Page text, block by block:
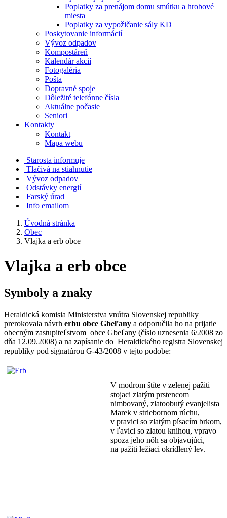
Poplatky za prenájom domu smútku a hrobové
miesta
Poplatky za vypožičanie sály KD
Poskytovanie informácií
Vývoz odpadov
Kompostáreň
Kalendár akcií
Fotogaléria
Pošta
Dopravné spoje
Dôležité telefónne čísla
Aktuálne počasie
Seniori
Kontakty
Kontakt
Mapa webu
Starosta informuje
Tlačivá na stiahnutie
Vývoz odpadov
Odstávky energií
Farský úrad
Info emailom
Úvodná stránka
Obec
Vlajka a erb obce
Vlajka a erb obce
Symboly a znaky
Heraldická komisia Ministerstva vnútra Slovenskej republiky
prerokovala návrh erbu obce Gbeľany a odporučila ho na prijatie
obecným zastupiteľstvom obce Gbeľany (číslo uznesenia 6/2008 zo
dňa 12.09.2008) a na zapísanie do Heraldického registra Slovenskej
republiky pod signatúrou G-43/2008 v tejto podobe:
V modrom štíte v zelenej pažiti
stojaci zlatým prstencom
nimbovaný, zlatoobutý evanjelista
Marek v striebornom rúchu,
v pravici so zlatým písacím brkom,
v ľavici so zlatou knihou, vpravo
spoza jeho nôh sa objavujúci,
na pažiti ležiaci okrídlený lev.